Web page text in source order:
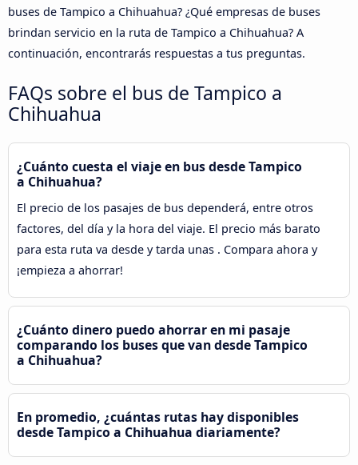
buses de Tampico a Chihuahua? ¿Qué empresas de buses
brindan servicio en la ruta de Tampico a Chihuahua? A
continuación, encontrarás respuestas a tus preguntas.
FAQs sobre el bus de Tampico a
Chihuahua
¿Cuánto cuesta el viaje en bus desde Tampico
a Chihuahua?
El precio de los pasajes de bus dependerá, entre otros
factores, del día y la hora del viaje. El precio más barato
para esta ruta va desde y tarda unas . Compara ahora y
¡empieza a ahorrar!
¿Cuánto dinero puedo ahorrar en mi pasaje
comparando los buses que van desde Tampico
a Chihuahua?
En promedio, ¿cuántas rutas hay disponibles
desde Tampico a Chihuahua diariamente?